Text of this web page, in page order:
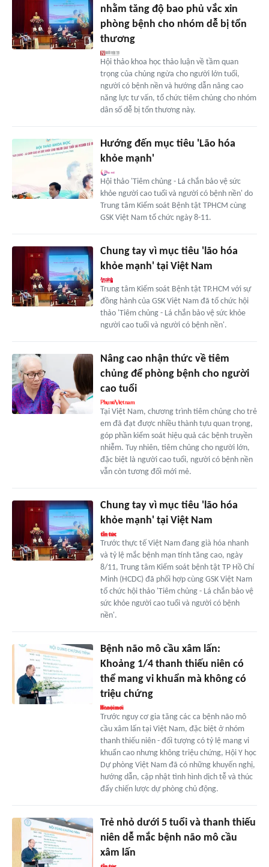
nhằm tăng độ bao phủ vắc xin
phòng bệnh cho nhóm dễ bị tổn
thương
Hội thảo khoa học thảo luận về tầm quan
trọng của chủng ngừa cho người lớn tuổi,
người có bệnh nền và hướng dẫn nâng cao
năng lực tư vấn, tổ chức tiêm chủng cho nhóm
dân số dễ bị tổn thương này.
Hướng đến mục tiêu 'Lão hóa
khỏe mạnh'
Hội thảo 'Tiêm chủng - Lá chắn bảo vệ sức
khỏe người cao tuổi và người có bệnh nền' do
Trung tâm Kiểm soát Bệnh tật TPHCM cùng
GSK Việt Nam tổ chức ngày 8-11.
Chung tay vì mục tiêu 'lão hóa
khỏe mạnh' tại Việt Nam
Trung tâm Kiểm soát Bệnh tật TP.HCM với sự
đồng hành của GSK Việt Nam đã tổ chức hội
thảo 'Tiêm chủng - Lá chắn bảo vệ sức khỏe
người cao tuổi và người có bệnh nền'.
Nâng cao nhận thức về tiêm
chủng để phòng bệnh cho người
cao tuổi
Tại Việt Nam, chương trình tiêm chủng cho trẻ
em đã đạt được nhiều thành tựu quan trọng,
góp phần kiểm soát hiệu quả các bệnh truyền
nhiễm. Tuy nhiên, tiêm chủng cho người lớn,
đặc biệt là người cao tuổi, người có bệnh nền
vẫn còn tương đối mới mẻ.
Chung tay vì mục tiêu 'lão hóa
khỏe mạnh' tại Việt Nam
Trước thực tế Việt Nam đang già hóa nhanh
và tỷ lệ mắc bệnh mạn tính tăng cao, ngày
8/11, Trung tâm Kiểm soát bệnh tật TP Hồ Chí
Minh (HCDC) đã phối hợp cùng GSK Việt Nam
tổ chức hội thảo 'Tiêm chủng - Lá chắn bảo vệ
sức khỏe người cao tuổi và người có bệnh
nền'.
Bệnh não mô cầu xâm lấn:
Khoảng 1/4 thanh thiếu niên có
thể mang vi khuẩn mà không có
triệu chứng
Trước nguy cơ gia tăng các ca bệnh não mô
cầu xâm lấn tại Việt Nam, đặc biệt ở nhóm
thanh thiếu niên - đối tượng có tỷ lệ mang vi
khuẩn cao nhưng không triệu chứng, Hội Y học
Dự phòng Việt Nam đã có những khuyến nghị,
hướng dẫn, cập nhật tình hình dịch tễ và thúc
đẩy chiến lược dự phòng chủ động.
Trẻ nhỏ dưới 5 tuổi và thanh thiếu
niên dễ mắc bệnh não mô cầu
xâm lấn